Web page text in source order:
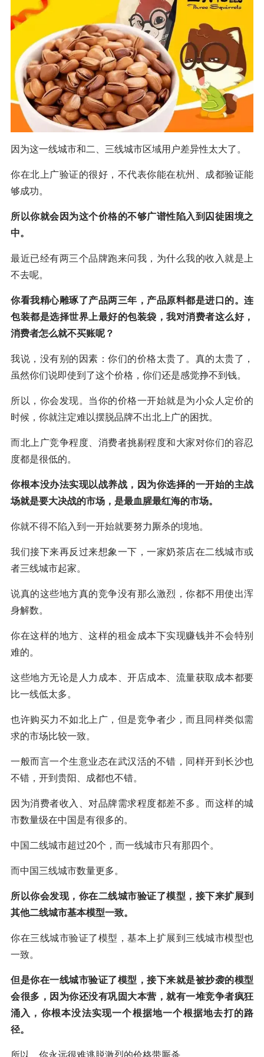
因为这一线城市和二、三线城市区域用户差异性太大了。
你在北上广验证的很好，不代表你能在杭州、成都验证能
够成功。
所以你就会因为这个价格的不够广谱性陷入到囚徒困境之
中。
最近已经有两三个品牌跑来问我，为什么我的收入就是上
不去呢。
你看我精心雕琢了产品两三年，产品原料都是进口的。连
包装都是选择世界上最好的包装袋，我对消费者这么好，
消费者怎么就不买账呢？
我说，没有别的因素：你们的价格太贵了。真的太贵了，
虽然你们说即使到了这个价格，你们还是感觉挣不到钱。
所以，你会发现。当你的价格一开始就是为小众人定价的
时候，你就注定难以摆脱品牌不出北上广的困扰。
而北上广竞争程度、消费者挑剔程度和大家对你们的容忍
度都是很低的。
你根本没办法实现以战养战，因为你选择的一开始的主战
场就是要大决战的市场，是最血腥最红海的市场。
你就不得不陷入到一开始就要努力厮杀的境地。
我们接下来再反过来想象一下，一家奶茶店在二线城市或
者三线城市起家。
说真的这些地方真的竞争没有那么激烈，你都不用使出浑
身解数。
你在这样的地方、这样的租金成本下实现赚钱并不会特别
难的。
这些地方无论是人力成本、开店成本、流量获取成本都要
比一线低太多。
也许购买力不如北上广，但是竞争者少，而且同样类似需
求的市场比较一致。
一般而言一个生意业态在武汉活的不错，同样开到长沙也
不错，开到贵阳、成都也不错。
因为消费者收入、对品牌需求程度都差不多。而这样的城
市数量级在中国是有很多的。
中国二线城市超过20个，而一线城市只有那四个。
而中国三线城市数量更多。
所以你会发现，你在二线城市验证了模型，接下来扩展到
其他二线城市基本模型一致。
你在三线城市验证了模型，基本上扩展到三线城市模型也
一致。
但是你在一线城市验证了模型，接下来就是被抄袭的模型
会很多，因为你还没有巩固大本营，就有一堆竞争者疯狂
涌入，你根本没法实现一个根据地一个根据地去打的路
径。